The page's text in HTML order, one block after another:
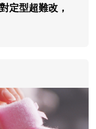
定型超難改，